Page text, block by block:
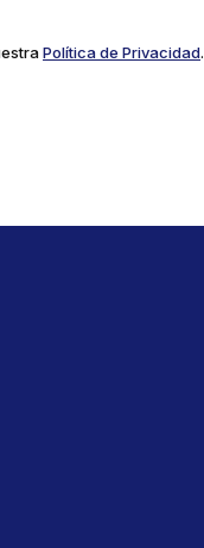
Política de Privacidad.